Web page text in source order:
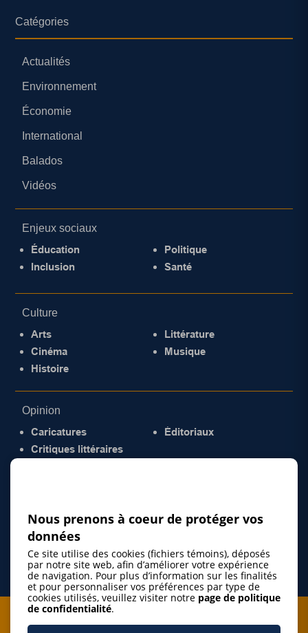
Catégories
Actualités
Environnement
Économie
International
Balados
Vidéos
Enjeux sociaux
Éducation
Inclusion
Politique
Santé
Culture
Arts
Cinéma
Histoire
Littérature
Musique
Opinion
Caricatures
Critiques littéraires
Éditoriaux
Je m'abonne à l'infolettre
Nous prenons à coeur de protéger vos
données
Ce site utilise des cookies (fichiers témoins), déposés
par notre site web, afin d’améliorer votre expérience
de navigation. Pour plus d’information sur les finalités
et pour personnaliser vos préférences par type de
cookies utilisés, veuillez visiter notre page de politique
de confidentialité.